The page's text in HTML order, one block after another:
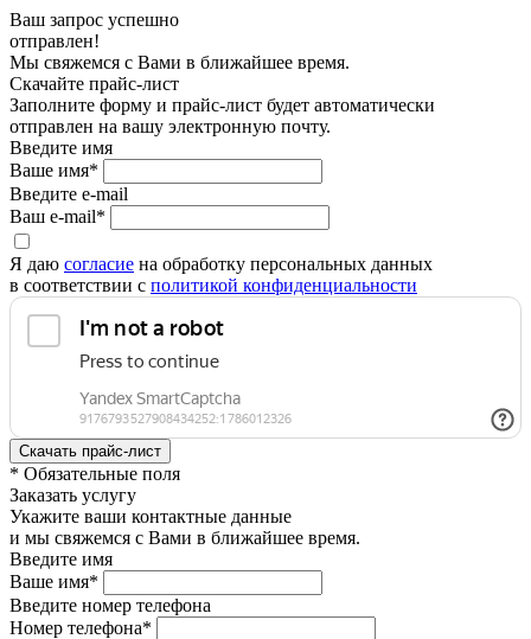
Ваш запрос успешно
отправлен!
Мы свяжемся с Вами в ближайшее время.
Скачайте прайс-лист
Заполните форму и прайс-лист будет автоматически
отправлен на вашу электронную почту.
Введите имя
Ваше имя*
Введите e-mail
Ваш e-mail*
Я даю согласие на обработку персональных данных
в соответствии с политикой конфиденциальности
* Обязательные поля
Заказать услугу
Укажите ваши контактные данные
и мы свяжемся с Вами в ближайшее время.
Введите имя
Ваше имя*
Введите номер телефона
Номер телефона*